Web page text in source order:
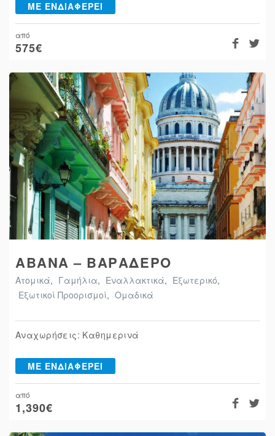
ΜΕ ΕΝΔΙΑΦΕΡΕΙ
από
575€
ΑΒΑΝΑ – ΒΑΡΑΔΕΡΟ
Ατομικά, Γαμήλια, Εναλλακτικά, Εξωτερικό,
Εξωτικοί Προορισμοί, Ομαδικά
Αναχωρήσεις: Καθημερινά
ΜΕ ΕΝΔΙΑΦΕΡΕΙ
από
1,390€